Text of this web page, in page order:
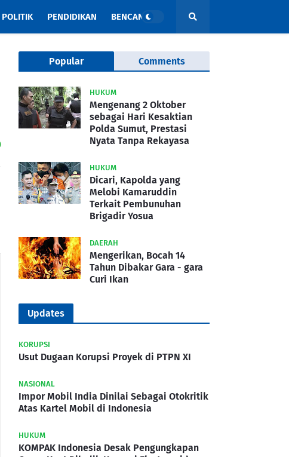
POLITIK PENDIDIKAN BENCANA
Popular Comments
HUKUM
Mengenang 2 Oktober
sebagai Hari Kesaktian
Polda Sumut, Prestasi
Nyata Tanpa Rekayasa
HUKUM
Dicari, Kapolda yang
Melobi Kamaruddin
Terkait Pembunuhan
Brigadir Yosua
DAERAH
Mengerikan, Bocah 14
Tahun Dibakar Gara - gara
Curi Ikan
Updates
KORUPSI
Usut Dugaan Korupsi Proyek di PTPN XI
NASIONAL
Impor Mobil India Dinilai Sebagai Otokritik
Atas Kartel Mobil di Indonesia
HUKUM
KOMPAK Indonesia Desak Pengungkapan